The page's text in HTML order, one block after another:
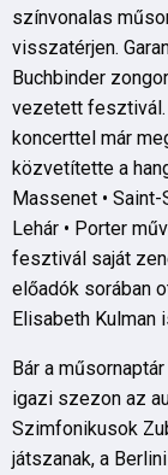
színvonalas
visszatérjen.
Buchbinder
vezetett fesztivál.
koncerttel már
közvetítette a
Massenet • Saint-
Lehár • Porter
fesztivál saját
előadók sorában
Elisabeth Kulman
Bár a
igazi szezon az
Szimfonikusok
játszanak, a